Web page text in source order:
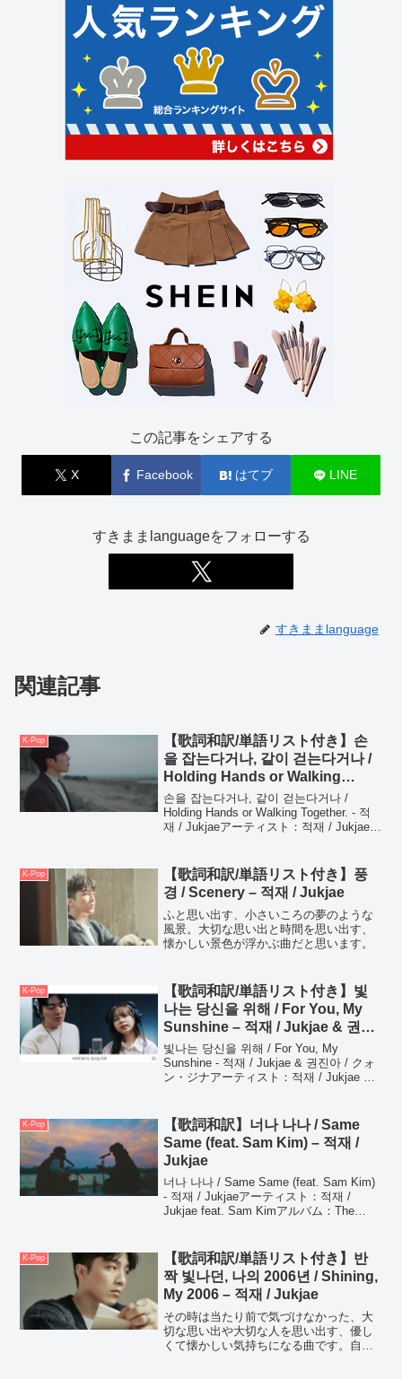
この記事をシェアする
X Facebook はてブ LINE
すきままlanguageをフォローする
すきままlanguage
関連記事
K-Pop
【歌詞和訳/単語リスト付き】손
을 잡는다거나, 같이 걷는다거나 /
Holding Hands or Walking
Together. – 적재 / Jukjae
손을 잡는다거나, 같이 걷는다거나 /
Holding Hands or Walking Together. - 적
재 / Jukjaeアーティスト：적재 / Jukjaeア
K-Pop
【歌詞和訳/単語リスト付き】풍
경 / Scenery – 적재 / Jukjae
ふと思い出す、小さいころの夢のような
風景。大切な思い出と時間を思い出す、
懐かしい景色が浮かぶ曲だと思います。
K-Pop
【歌詞和訳/単語リスト付き】빛
나는 당신을 위해 / For You, My
Sunshine – 적재 / Jukjae & 권진
아 / クォン・ジナ
빛나는 당신을 위해 / For You, My
Sunshine - 적재 / Jukjae & 권진아 / クォ
ン・ジナアーティスト：적재 / Jukjae &
K-Pop
【歌詞和訳】너나 나나 / Same
Same (feat. Sam Kim) – 적재 /
Jukjae
너나 나나 / Same Same (feat. Sam Kim)
- 적재 / Jukjaeアーティスト：적재 /
Jukjae feat. Sam Kimアルバム：The
K-Pop
【歌詞和訳/単語リスト付き】반
짝 빛나던, 나의 2006년 / Shining,
My 2006 – 적재 / Jukjae
その時は当たり前で気づけなかった、大
切な思い出や大切な人を思い出す、優し
くて懐かしい気持ちになる曲です。自分